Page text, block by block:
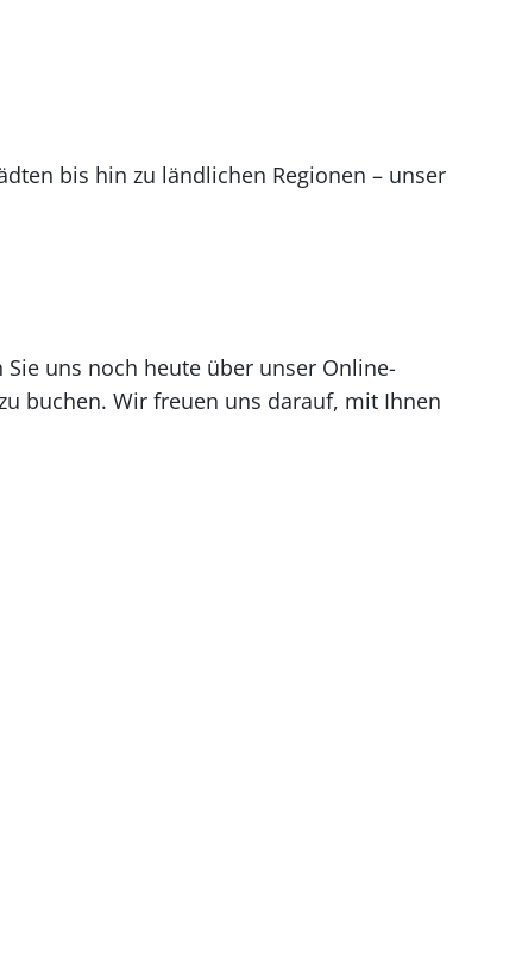
bis hin zu ländlichen Regionen – unser
uns noch heute über unser Online-
buchen. Wir freuen uns darauf, mit Ihnen